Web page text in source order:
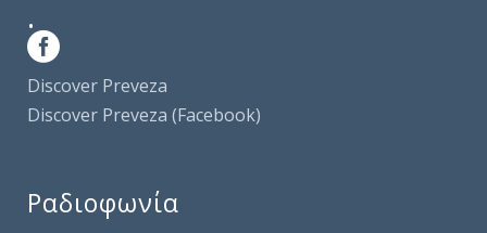
.
Discover Preveza
Discover Preveza (Facebook)
Ραδιοφωνία